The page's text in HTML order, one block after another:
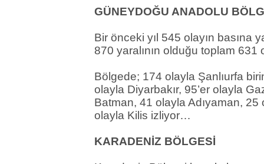
GÜNEYDOĞU ANADOLU
Bir önceki yıl 545 olayın basına
870 yaralının olduğu toplam
Bölgede; 174 olayla Şanlıurfa
olayla Diyarbakır, 95’er olayla
Batman, 41 olayla Adıyaman,
olayla Kilis izliyor…
KARADENİZ BÖLGESİ